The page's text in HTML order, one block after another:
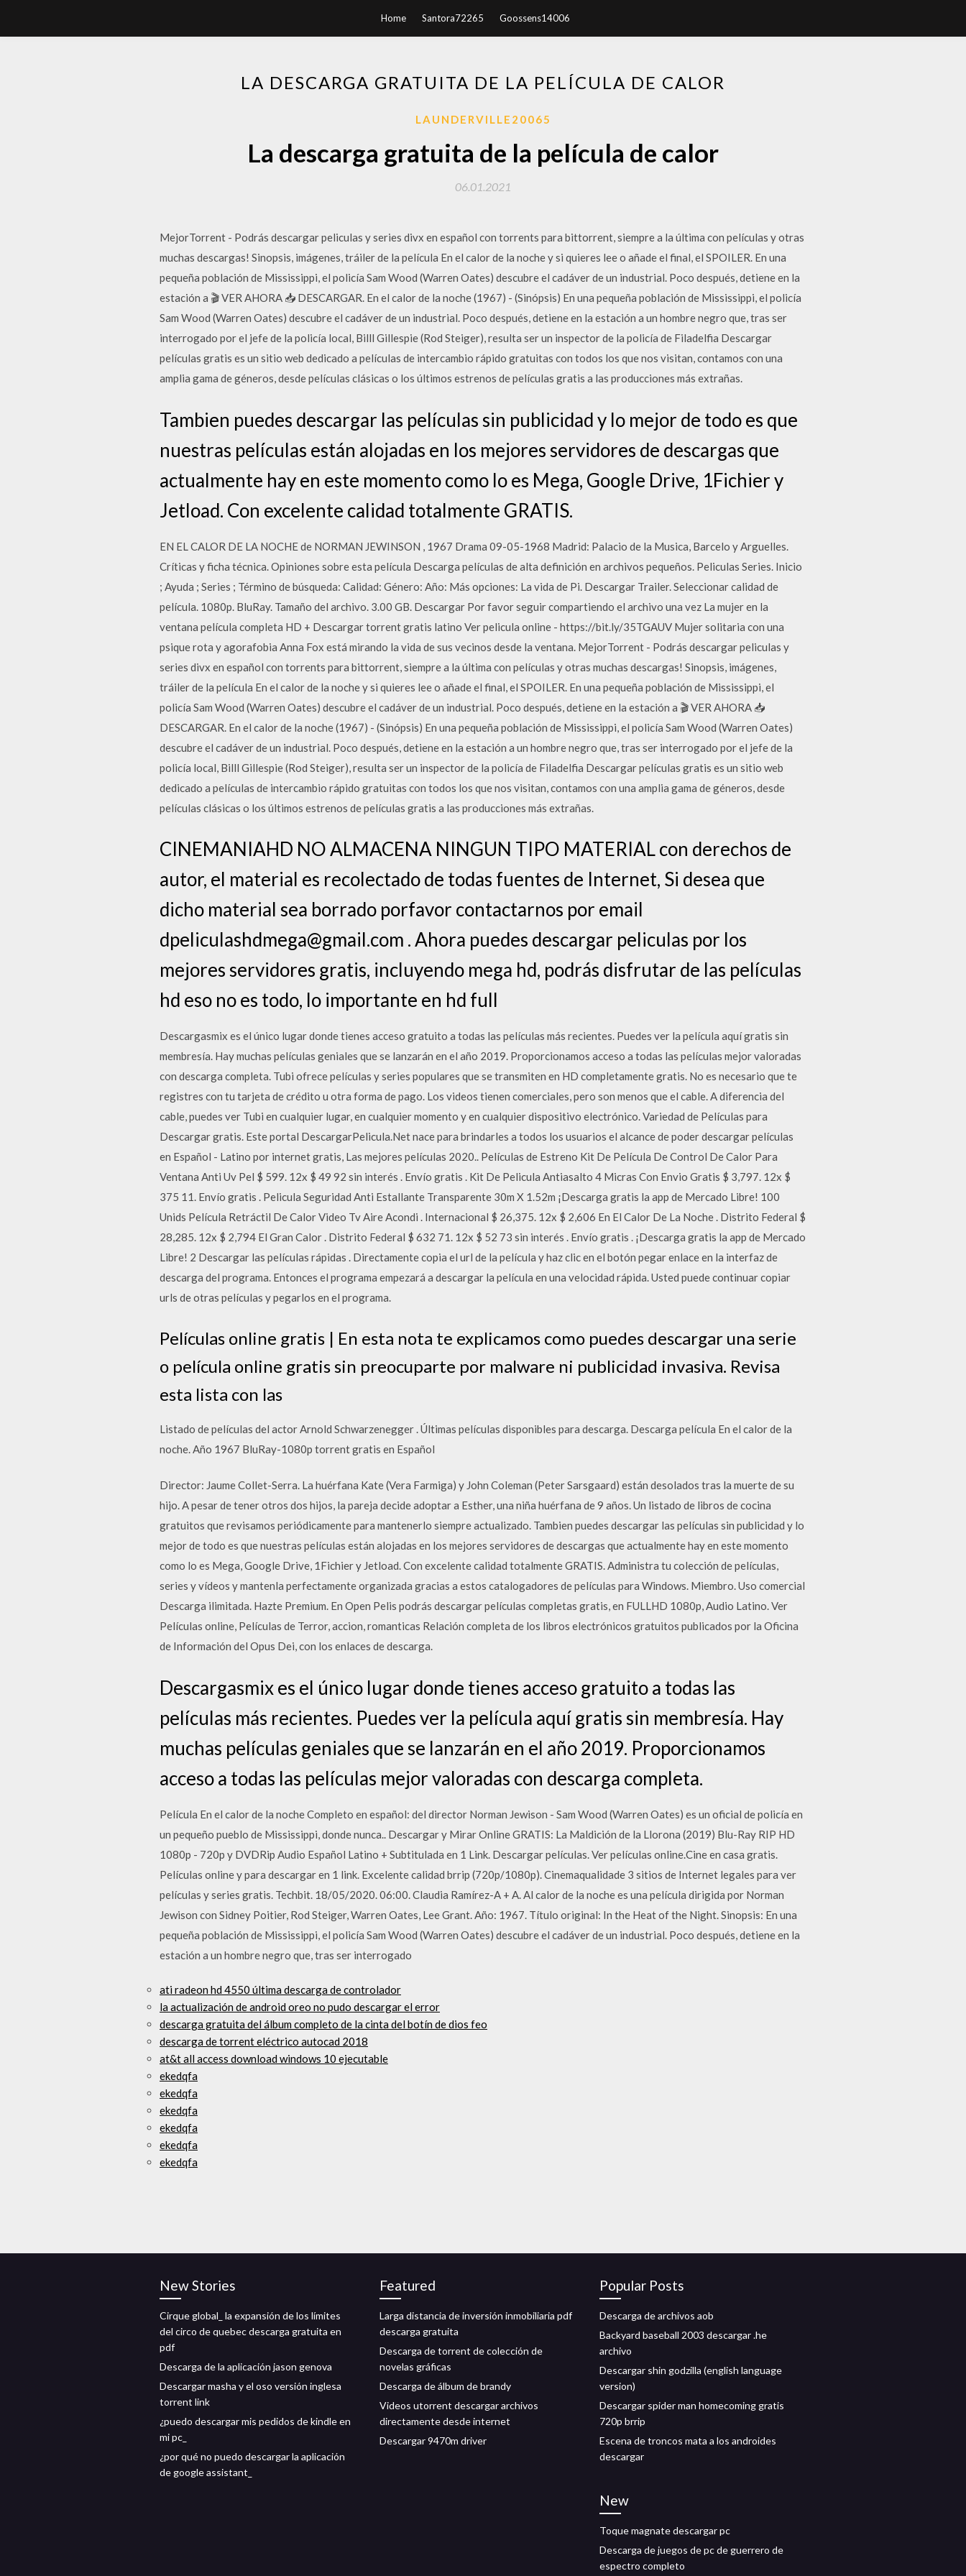
Home Santora72265 Goossens14006
LA DESCARGA GRATUITA DE LA PELÍCULA DE CALOR
LAUNDERVILLE20065
La descarga gratuita de la película de calor
06.01.2021
MejorTorrent - Podrás descargar peliculas y series divx en español con torrents para bittorrent, siempre a la última con películas y otras
muchas descargas! Sinopsis, imágenes, tráiler de la película En el calor de la noche y si quieres lee o añade el final, el SPOILER. En una
pequeña población de Mississippi, el policía Sam Wood (Warren Oates) descubre el cadáver de un industrial. Poco después, detiene en la
estación a 🎬 VER AHORA 📥 DESCARGAR. En el calor de la noche (1967) - (Sinópsis) En una pequeña población de Mississippi, el policía
Sam Wood (Warren Oates) descubre el cadáver de un industrial. Poco después, detiene en la estación a un hombre negro que, tras ser
interrogado por el jefe de la policía local, Billl Gillespie (Rod Steiger), resulta ser un inspector de la policía de Filadelfia Descargar
películas gratis es un sitio web dedicado a películas de intercambio rápido gratuitas con todos los que nos visitan, contamos con una
amplia gama de géneros, desde películas clásicas o los últimos estrenos de películas gratis a las producciones más extrañas.
Tambien puedes descargar las películas sin publicidad y lo mejor de todo es que
nuestras películas están alojadas en los mejores servidores de descargas que
actualmente hay en este momento como lo es Mega, Google Drive, 1Fichier y
Jetload. Con excelente calidad totalmente GRATIS.
EN EL CALOR DE LA NOCHE de NORMAN JEWINSON , 1967 Drama 09-05-1968 Madrid: Palacio de la Musica, Barcelo y Arguelles.
Críticas y ficha técnica. Opiniones sobre esta película Descarga películas de alta definición en archivos pequeños. Peliculas Series. Inicio
; Ayuda ; Series ; Término de búsqueda: Calidad: Género: Año: Más opciones: La vida de Pi. Descargar Trailer. Seleccionar calidad de
película. 1080p. BluRay. Tamaño del archivo. 3.00 GB. Descargar Por favor seguir compartiendo el archivo una vez La mujer en la
ventana película completa HD + Descargar torrent gratis latino Ver pelicula online - https://bit.ly/35TGAUV Mujer solitaria con una
psique rota y agorafobia Anna Fox está mirando la vida de sus vecinos desde la ventana. MejorTorrent - Podrás descargar peliculas y
series divx en español con torrents para bittorrent, siempre a la última con películas y otras muchas descargas! Sinopsis, imágenes,
tráiler de la película En el calor de la noche y si quieres lee o añade el final, el SPOILER. En una pequeña población de Mississippi, el
policía Sam Wood (Warren Oates) descubre el cadáver de un industrial. Poco después, detiene en la estación a 🎬 VER AHORA 📥
DESCARGAR. En el calor de la noche (1967) - (Sinópsis) En una pequeña población de Mississippi, el policía Sam Wood (Warren Oates)
descubre el cadáver de un industrial. Poco después, detiene en la estación a un hombre negro que, tras ser interrogado por el jefe de la
policía local, Billl Gillespie (Rod Steiger), resulta ser un inspector de la policía de Filadelfia Descargar películas gratis es un sitio web
dedicado a películas de intercambio rápido gratuitas con todos los que nos visitan, contamos con una amplia gama de géneros, desde
películas clásicas o los últimos estrenos de películas gratis a las producciones más extrañas.
CINEMANIAHD NO ALMACENA NINGUN TIPO MATERIAL con derechos de
autor, el material es recolectado de todas fuentes de Internet, Si desea que
dicho material sea borrado porfavor contactarnos por email
dpeliculashdmega@gmail.com . Ahora puedes descargar peliculas por los
mejores servidores gratis, incluyendo mega hd, podrás disfrutar de las películas
hd eso no es todo, lo importante en hd full
Descargasmix es el único lugar donde tienes acceso gratuito a todas las películas más recientes. Puedes ver la película aquí gratis sin
membresía. Hay muchas películas geniales que se lanzarán en el año 2019. Proporcionamos acceso a todas las películas mejor valoradas
con descarga completa. Tubi ofrece películas y series populares que se transmiten en HD completamente gratis. No es necesario que te
registres con tu tarjeta de crédito u otra forma de pago. Los videos tienen comerciales, pero son menos que el cable. A diferencia del
cable, puedes ver Tubi en cualquier lugar, en cualquier momento y en cualquier dispositivo electrónico. Variedad de Películas para
Descargar gratis. Este portal DescargarPelicula.Net nace para brindarles a todos los usuarios el alcance de poder descargar películas
en Español - Latino por internet gratis, Las mejores películas 2020.. Películas de Estreno Kit De Película De Control De Calor Para
Ventana Anti Uv Pel $ 599. 12x $ 49 92 sin interés . Envío gratis . Kit De Pelicula Antiasalto 4 Micras Con Envio Gratis $ 3,797. 12x $
375 11. Envío gratis . Pelicula Seguridad Anti Estallante Transparente 30m X 1.52m ¡Descarga gratis la app de Mercado Libre! 100
Unids Película Retráctil De Calor Video Tv Aire Acondi . Internacional $ 26,375. 12x $ 2,606 En El Calor De La Noche . Distrito Federal $
28,285. 12x $ 2,794 El Gran Calor . Distrito Federal $ 632 71. 12x $ 52 73 sin interés . Envío gratis . ¡Descarga gratis la app de Mercado
Libre! 2 Descargar las películas rápidas . Directamente copia el url de la película y haz clic en el botón pegar enlace en la interfaz de
descarga del programa. Entonces el programa empezará a descargar la película en una velocidad rápida. Usted puede continuar copiar
urls de otras películas y pegarlos en el programa.
Películas online gratis | En esta nota te explicamos como puedes descargar una serie
o película online gratis sin preocuparte por malware ni publicidad invasiva. Revisa
esta lista con las
Listado de películas del actor Arnold Schwarzenegger . Últimas películas disponibles para descarga. Descarga película En el calor de la
noche. Año 1967 BluRay-1080p torrent gratis en Español
Director: Jaume Collet-Serra. La huérfana Kate (Vera Farmiga) y John Coleman (Peter Sarsgaard) están desolados tras la muerte de su
hijo. A pesar de tener otros dos hijos, la pareja decide adoptar a Esther, una niña huérfana de 9 años. Un listado de libros de cocina
gratuitos que revisamos periódicamente para mantenerlo siempre actualizado. Tambien puedes descargar las películas sin publicidad y lo
mejor de todo es que nuestras películas están alojadas en los mejores servidores de descargas que actualmente hay en este momento
como lo es Mega, Google Drive, 1Fichier y Jetload. Con excelente calidad totalmente GRATIS. Administra tu colección de películas,
series y vídeos y mantenla perfectamente organizada gracias a estos catalogadores de películas para Windows. Miembro. Uso comercial
Descarga ilimitada. Hazte Premium. En Open Pelis podrás descargar películas completas gratis, en FULLHD 1080p, Audio Latino. Ver
Películas online, Películas de Terror, accion, romanticas Relación completa de los libros electrónicos gratuitos publicados por la Oficina
de Información del Opus Dei, con los enlaces de descarga.
Descargasmix es el único lugar donde tienes acceso gratuito a todas las
películas más recientes. Puedes ver la película aquí gratis sin membresía. Hay
muchas películas geniales que se lanzarán en el año 2019. Proporcionamos
acceso a todas las películas mejor valoradas con descarga completa.
Película En el calor de la noche Completo en español: del director Norman Jewison - Sam Wood (Warren Oates) es un oficial de policía en
un pequeño pueblo de Mississippi, donde nunca.. Descargar y Mirar Online GRATIS: La Maldición de la Llorona (2019) Blu-Ray RIP HD
1080p - 720p y DVDRip Audio Español Latino + Subtitulada en 1 Link. Descargar películas. Ver películas online.Cine en casa gratis.
Películas online y para descargar en 1 link. Excelente calidad brrip (720p/1080p). Cinemaqualidade 3 sitios de Internet legales para ver
películas y series gratis. Techbit. 18/05/2020. 06:00. Claudia Ramírez-A + A. Al calor de la noche es una película dirigida por Norman
Jewison con Sidney Poitier, Rod Steiger, Warren Oates, Lee Grant. Año: 1967. Título original: In the Heat of the Night. Sinopsis: En una
pequeña población de Mississippi, el policía Sam Wood (Warren Oates) descubre el cadáver de un industrial. Poco después, detiene en la
estación a un hombre negro que, tras ser interrogado
ati radeon hd 4550 última descarga de controlador
la actualización de android oreo no pudo descargar el error
descarga gratuita del álbum completo de la cinta del botín de dios feo
descarga de torrent eléctrico autocad 2018
at&t all access download windows 10 ejecutable
ekedqfa
ekedqfa
ekedqfa
ekedqfa
ekedqfa
ekedqfa
New Stories
Cirque global_ la expansión de los límites
del circo de quebec descarga gratuita en
pdf
Descarga de la aplicación jason genova
Descargar masha y el oso versión inglesa
torrent link
¿puedo descargar mis pedidos de kindle en
mi pc_
¿por qué no puedo descargar la aplicación
de google assistant_
Featured
Larga distancia de inversión inmobiliaria pdf
descarga gratuita
Descarga de torrent de colección de
novelas gráficas
Descarga de álbum de brandy
Videos utorrent descargar archivos
directamente desde internet
Descargar 9470m driver
Popular Posts
Descarga de archivos aob
Backyard baseball 2003 descargar .he
archivo
Descargar shin godzilla (english language
version)
Descargar spider man homecoming gratis
720p brrip
Escena de troncos mata a los androides
descargar
New
Toque magnate descargar pc
Descarga de juegos de pc de guerrero de
espectro completo